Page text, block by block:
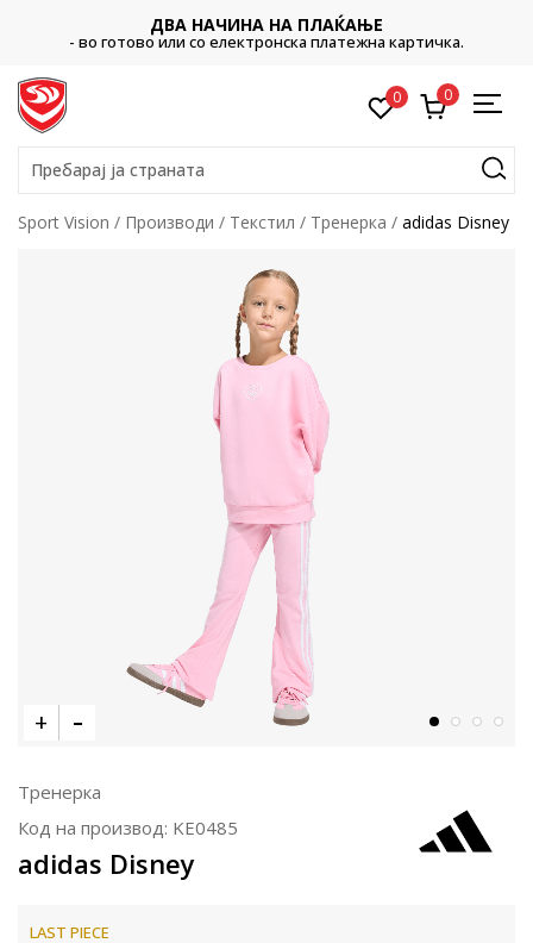
ДВА НАЧИНА НА ПЛАЌАЊЕ
- во готово или со електронска платежна картичка.
0 0
Пребарај ја страната
Sport Vision Производи Текстил Тренерка adidas Disney
Тренерка
Код на производ: KE0485
adidas Disney
LAST PIECE